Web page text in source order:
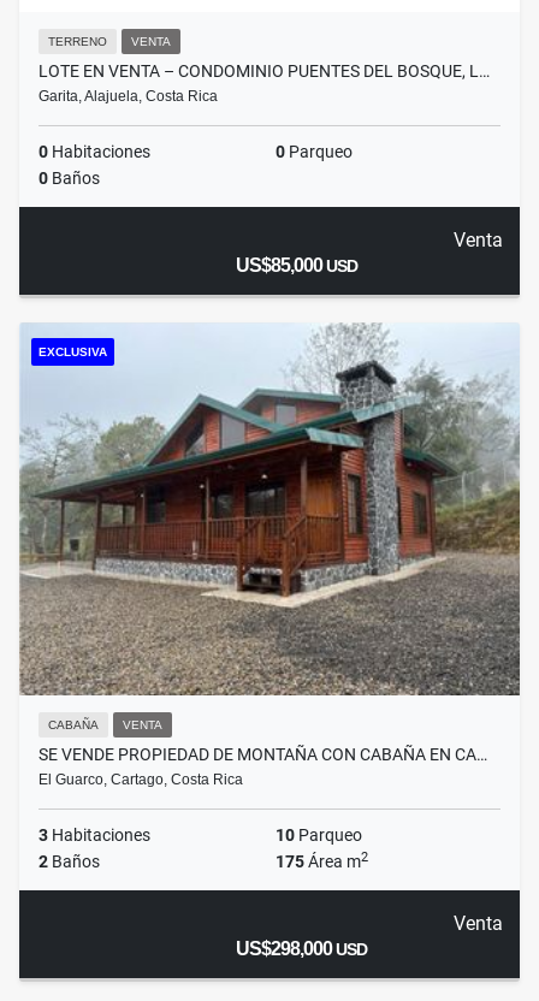
TERRENO VENTA
LOTE EN VENTA – CONDOMINIO PUENTES DEL BOSQUE, L…
Garita, Alajuela, Costa Rica
0 Habitaciones 0 Parqueo
0 Baños
Venta
US$85,000USD
EXCLUSIVA
CABAÑA VENTA
SE VENDE PROPIEDAD DE MONTAÑA CON CABAÑA EN CA…
El Guarco, Cartago, Costa Rica
3 Habitaciones 10 Parqueo
2 Baños 175Área m2
Venta
US$298,000USD